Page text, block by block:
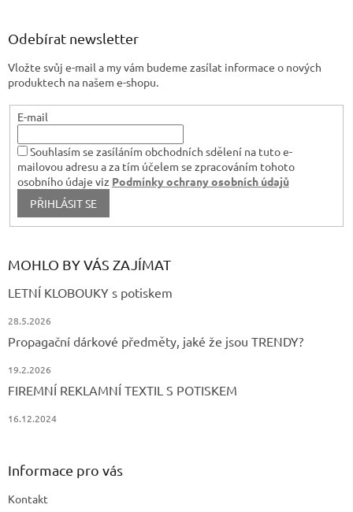
Odebírat newsletter
Vložte svůj e-mail a my vám budeme zasílat informace o nových
produktech na našem e-shopu.
E-mail
Souhlasím se zasíláním obchodních sdělení na tuto e-
mailovou adresu a za tím účelem se zpracováním tohoto
osobního údaje viz Podmínky ochrany osobních údajů
PŘIHLÁSIT SE
MOHLO BY VÁS ZAJÍMAT
LETNÍ KLOBOUKY s potiskem
28.5.2026
Propagační dárkové předměty, jaké že jsou TRENDY?
19.2.2026
FIREMNÍ REKLAMNÍ TEXTIL S POTISKEM
16.12.2024
Informace pro vás
Kontakt